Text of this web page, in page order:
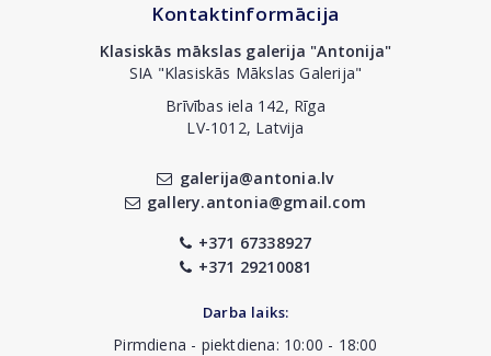
Kontaktinformācija
Klasiskās mākslas galerija "Antonija"
SIA "Klasiskās Mākslas Galerija"
Brīvības iela 142, Rīga
LV-1012, Latvija
galerija@antonia.lv
gallery.antonia@gmail.com
+371 67338927
+371 29210081
Darba laiks:
Pirmdiena - piektdiena: 10:00 - 18:00